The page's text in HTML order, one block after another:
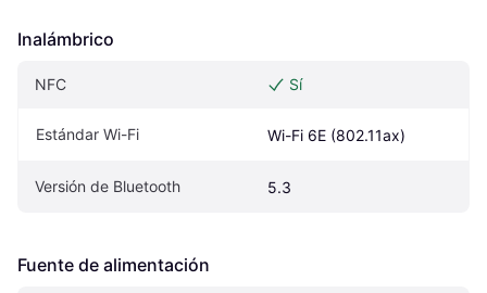
Inalámbrico
NFC Sí
Estándar Wi-Fi Wi-Fi 6E (802.11ax)
Versión de Bluetooth 5.3
Fuente de alimentación